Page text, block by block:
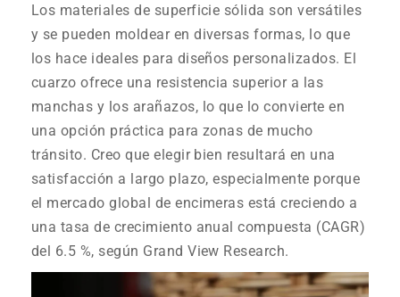
Los materiales de superficie sólida son versátiles
y se pueden moldear en diversas formas, lo que
los hace ideales para diseños personalizados. El
cuarzo ofrece una resistencia superior a las
manchas y los arañazos, lo que lo convierte en
una opción práctica para zonas de mucho
tránsito. Creo que elegir bien resultará en una
satisfacción a largo plazo, especialmente porque
el mercado global de encimeras está creciendo a
una tasa de crecimiento anual compuesta (CAGR)
del 6.5 %, según Grand View Research.